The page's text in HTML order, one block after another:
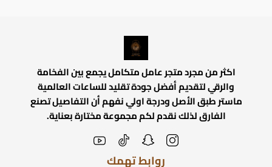
اكثر من مجرد متجر عامل متكامل يجمع بين الفخامة
والرقي لتقديم أفضل جودة تقليد للساعات العالمية
ماستر طبق الأصل ودرجة اولي نفهم أن التفاصيل تصنع
الفارق لذلك نقدم لكم مجموعة مختارة بعناية.
روابط تهمك